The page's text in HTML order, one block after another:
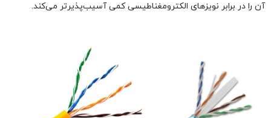
آن را در برابر نویزهای الکترومغناطیسی کمی آسیب‌پذیرتر می‌کند.